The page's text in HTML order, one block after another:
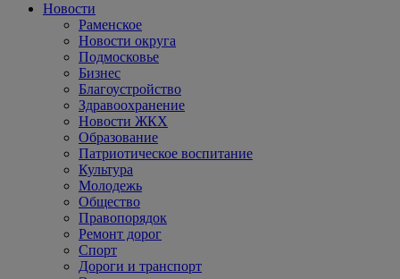
Новости
Раменское
Новости округа
Подмосковье
Бизнес
Благоустройство
Здравоохранение
Новости ЖКХ
Образование
Патриотическое воспитание
Культура
Молодежь
Общество
Правопорядок
Ремонт дорог
Спорт
Дороги и транспорт